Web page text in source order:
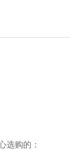
选购的：